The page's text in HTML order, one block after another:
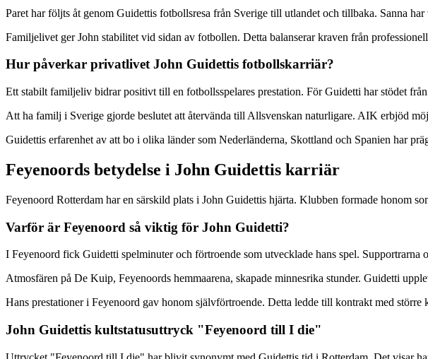
Paret har följts åt genom Guidettis fotbollsresa från Sverige till utlandet och tillbaka. Sanna
Familjelivet ger John stabilitet vid sidan av fotbollen. Detta balanserar kraven från
Hur påverkar privatlivet John Guidettis fotbollskarriär?
Ett stabilt familjeliv bidrar positivt till en fotbollsspelares prestation. För Guidetti har stödet
Att ha familj i Sverige gjorde beslutet att återvända till Allsvenskan naturligare. AIK erbjöd
Guidettis erfarenhet av att bo i olika länder som Nederländerna, Skottland och Spanien har
Feyenoords betydelse i John Guidettis karriär
Feyenoord Rotterdam har en särskild plats i John Guidettis hjärta. Klubben formade honom
Varför är Feyenoord så viktig för John Guidetti?
I Feyenoord fick Guidetti spelminuter och förtroende som utvecklade hans spel.
Atmosfären på De Kuip, Feyenoords hemmaarena, skapade minnesrika stunder. Guidetti
Hans prestationer i Feyenoord gav honom självförtroende. Detta ledde till kontrakt med
John Guidettis kultstatusuttryck "Feyenoord till I die"